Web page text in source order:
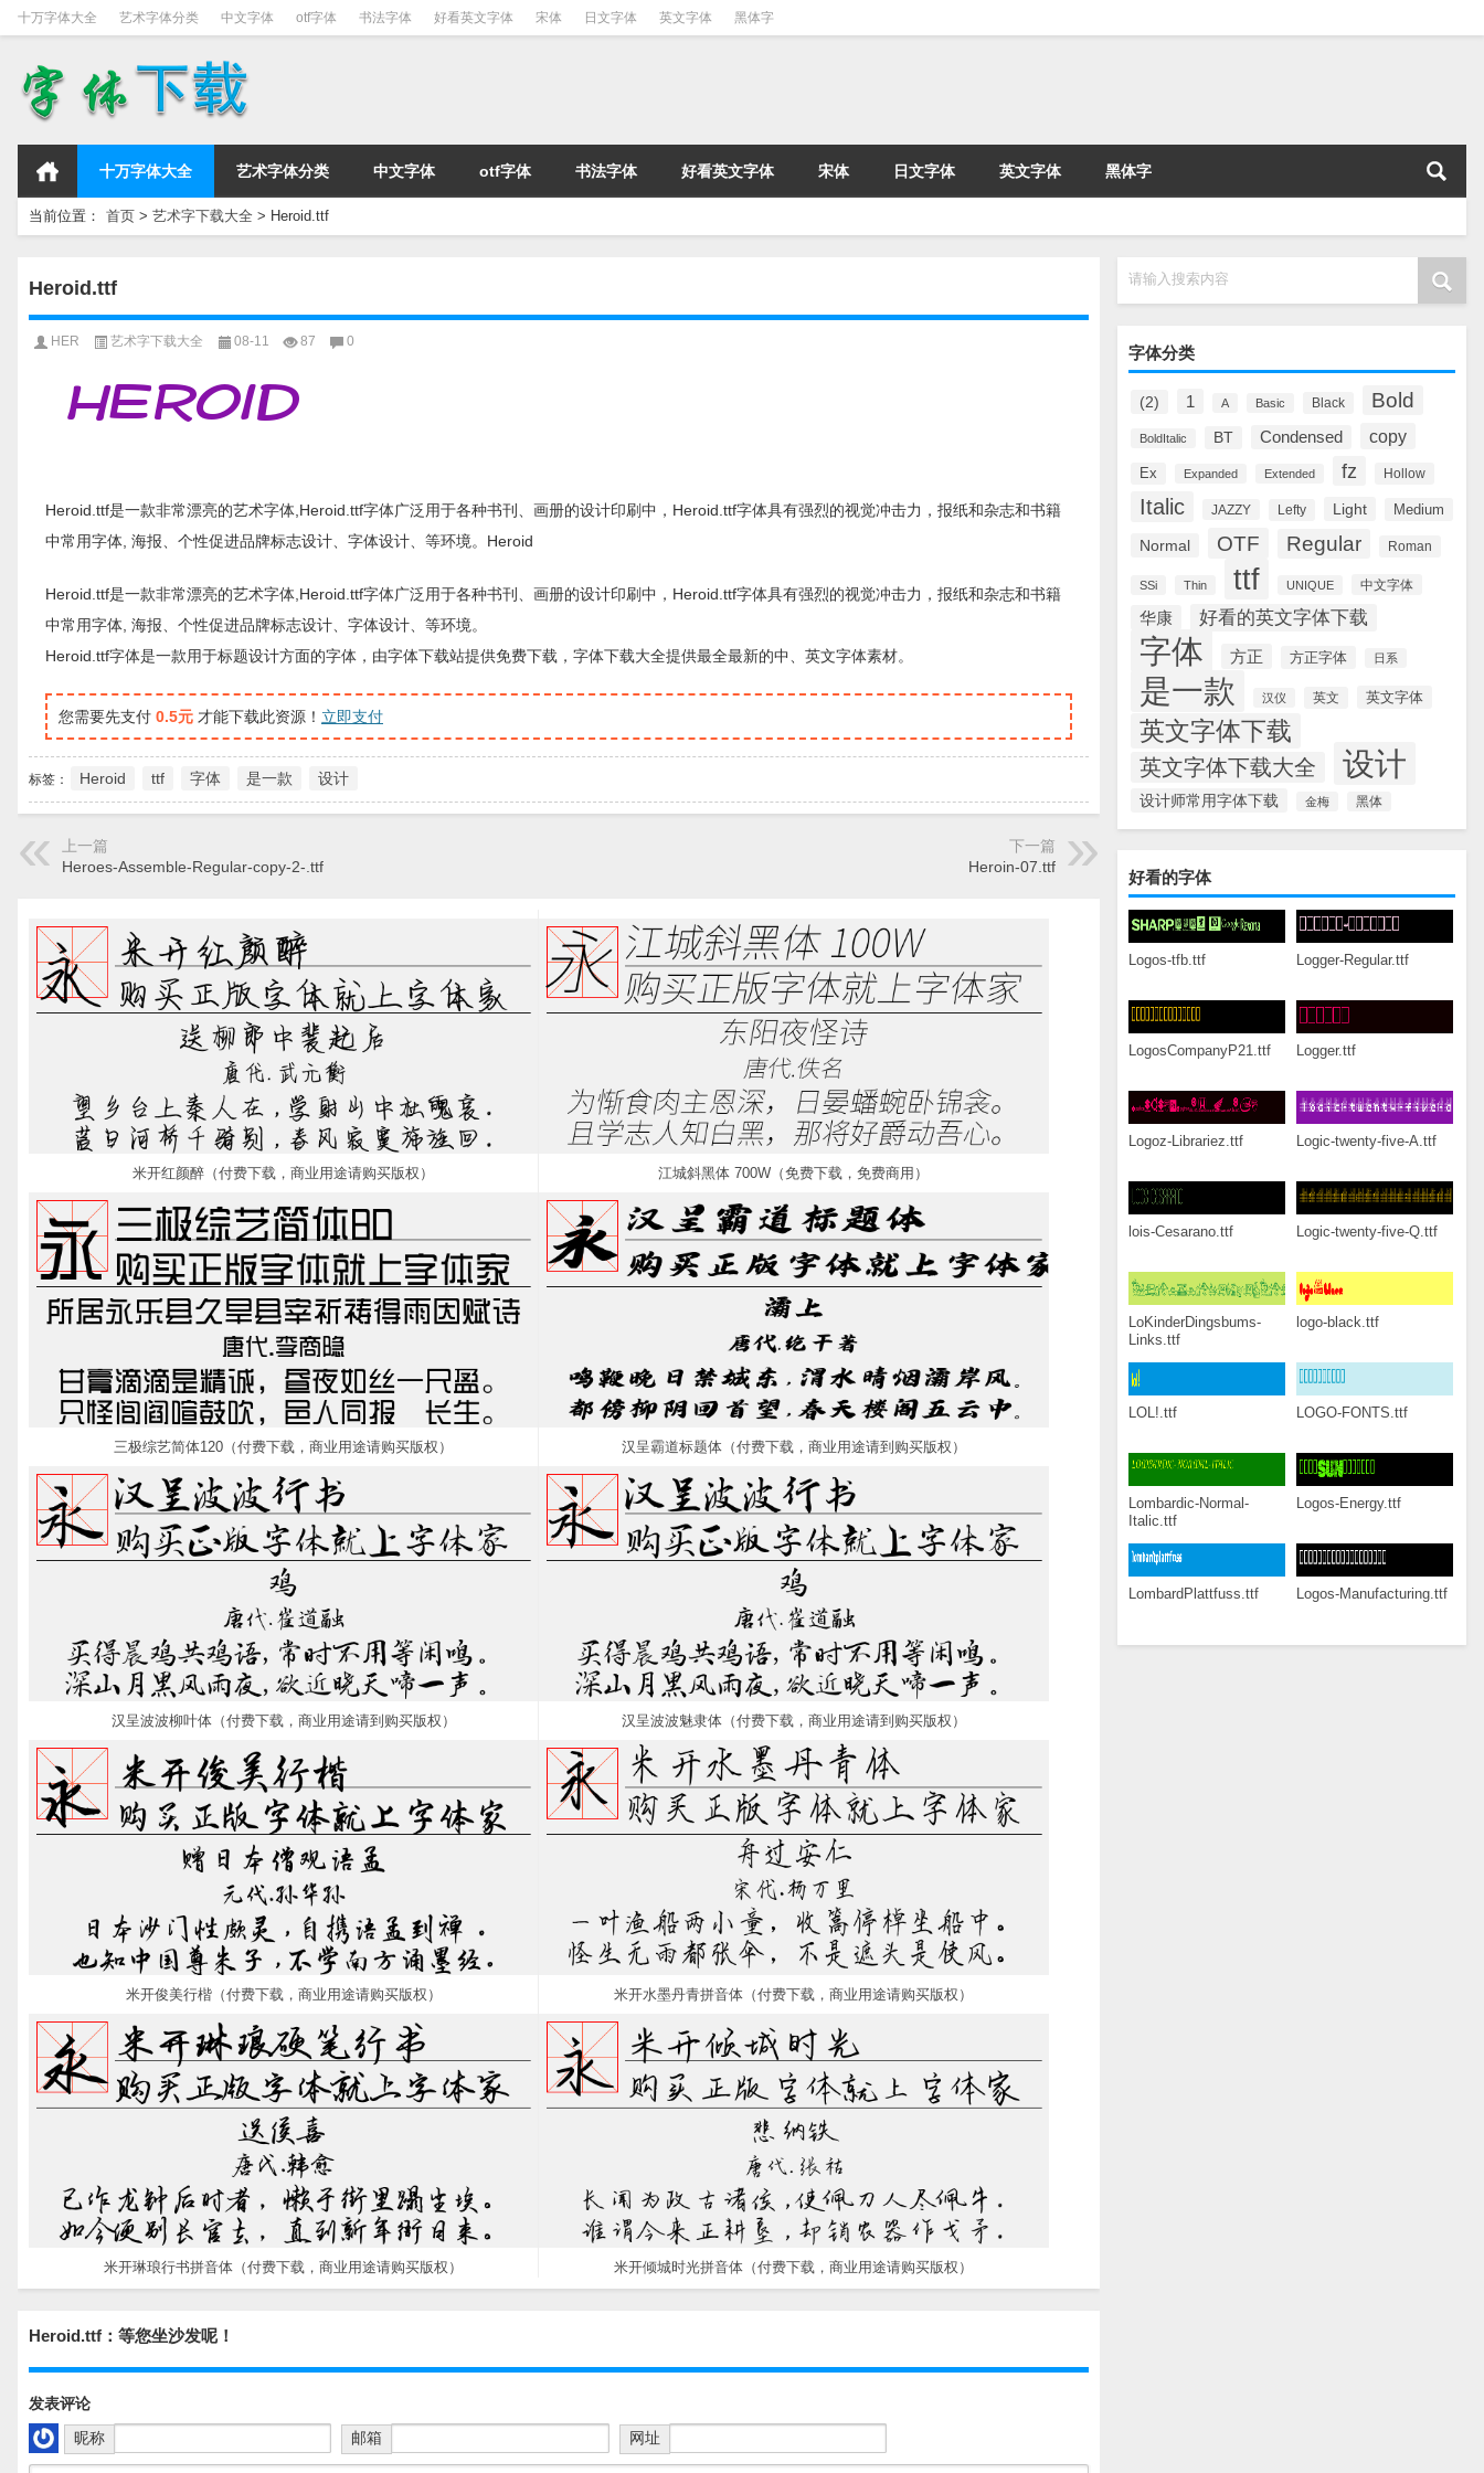
十万字体大全 艺术字体分类 中文字体 otf字体 书法字体 好看英文字体 宋体 日文字体 英文字体 黑体字
十万字体大全 艺术字体分类 中文字体 otf字体 书法字体 好看英文字体 宋体 日文字体 英文字体 黑体字
当前位置： 首页 > 艺术字下载大全 > Heroid.ttf
请输入搜索内容
字体分类
(2) 1 A Basic Black Bold
BoldItalic BT Condensed copy
Ex Expanded Extended fz Hollow
Italic JAZZY Lefty Light Medium
Normal OTF Regular Roman
SSi Thin ttf UNIQUE 中文字体
华康 好看的英文字体下载
字体 方正 方正字体 日系
是一款 汉仪 英文 英文字体
英文字体下载
英文字体下载大全 设计
设计师常用字体下载 金梅 黑体
好看的字体
Logos-tfb.ttf Logger-Regular.ttf
LogosCompanyP21.ttf Logger.ttf
Logoz-Librariez.ttf Logic-twenty-five-A.ttf
lois-Cesarano.ttf Logic-twenty-five-Q.ttf
LoKinderDingsbums-
Links.ttf
logo-black.ttf
LOL!.ttf LOGO-FONTS.ttf
Lombardic-Normal-
Italic.ttf
Logos-Energy.ttf
LombardPlattfuss.ttf Logos-Manufacturing.ttf
Heroid.ttf
HER 艺术字下载大全 08-11 87 0
Heroid.ttf是一款非常漂亮的艺术字体,Heroid.ttf字体广泛用于各种书刊、画册的设计印刷中，Heroid.ttf字体具有强烈的视觉冲击力，报纸和杂志和书籍
中常用字体, 海报、个性促进品牌标志设计、字体设计、等环境。Heroid
Heroid.ttf是一款非常漂亮的艺术字体,Heroid.ttf字体广泛用于各种书刊、画册的设计印刷中，Heroid.ttf字体具有强烈的视觉冲击力，报纸和杂志和书籍
中常用字体, 海报、个性促进品牌标志设计、字体设计、等环境。
Heroid.ttf字体是一款用于标题设计方面的字体，由字体下载站提供免费下载，字体下载大全提供最全最新的中、英文字体素材。
您需要先支付 0.5元 才能下载此资源！ 立即支付
标签： Heroid ttf 字体 是一款 设计
上一篇
Heroes-Assemble-Regular-copy-2-.ttf
下一篇
Heroin-07.ttf
米开红颜醉（付费下载，商业用途请购买版权） 江城斜黑体 700W（免费下载，免费商用）
三极综艺简体120（付费下载，商业用途请购买版权） 汉呈霸道标题体（付费下载，商业用途请到购买版权）
汉呈波波柳叶体（付费下载，商业用途请到购买版权） 汉呈波波魅隶体（付费下载，商业用途请到购买版权）
米开俊美行楷（付费下载，商业用途请购买版权） 米开水墨丹青拼音体（付费下载，商业用途请购买版权）
米开琳琅行书拼音体（付费下载，商业用途请购买版权） 米开倾城时光拼音体（付费下载，商业用途请购买版权）
Heroid.ttf：等您坐沙发呢！
发表评论
昵称
邮箱 网址